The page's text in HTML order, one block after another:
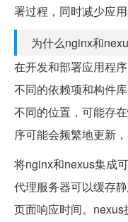
署过程，同时减少应
为什么nginx和
在开发和部署应用程
不同的依赖项和构件
不同的位置，可能存
序可能会频繁地更新
将nginx和nexus集成
代理服务器可以缓存
页面响应时间。